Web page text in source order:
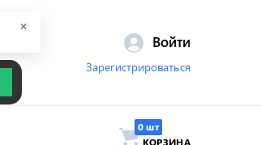
✕
Войти
Зарегистрироваться
КОРЗИНА